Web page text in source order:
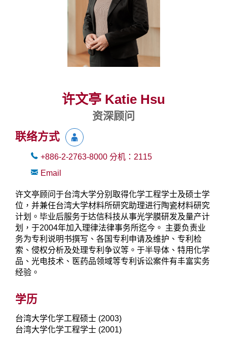
许文亭 Katie Hsu
资深顾问
联络方式
+886-2-2763-8000 分机： 2115
Email
许文亭顾问于台湾大学分别取得化学工程学士及硕士学
位，并兼任台湾大学材料所研究助理进行陶瓷材料研究
计划。毕业后服务于达信科技从事光学膜研发及量产计
划，于2004年加入理律法律事务所迄今。 主要负责业
务为专利说明书撰写、各国专利申请及维护、专利检
索、侵权分析及处理专利争议等。于半导体、特用化学
品、光电技术、医药品领域等专利诉讼案件有丰富实务
经验。
学历
台湾大学化学工程硕士 (2003)
台湾大学化学工程学士 (2001)